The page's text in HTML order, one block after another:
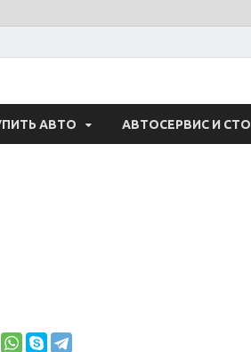
— Авто
АВТО АВТОСЕРВИС И СТО